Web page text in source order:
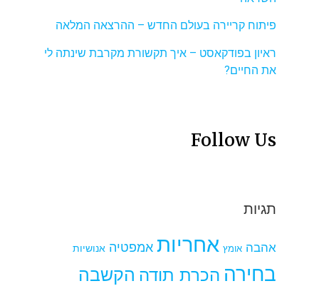
פיתוח קריירה בעולם החדש – ההרצאה המלאה
ראיון בפודקאסט – איך תקשורת מקרבת שינתה לי
את החיים?
Follow Us
תגיות
אהבה אומץ אחריות אמפטיה אנושיות
בחירה הכרת תודה הקשבה